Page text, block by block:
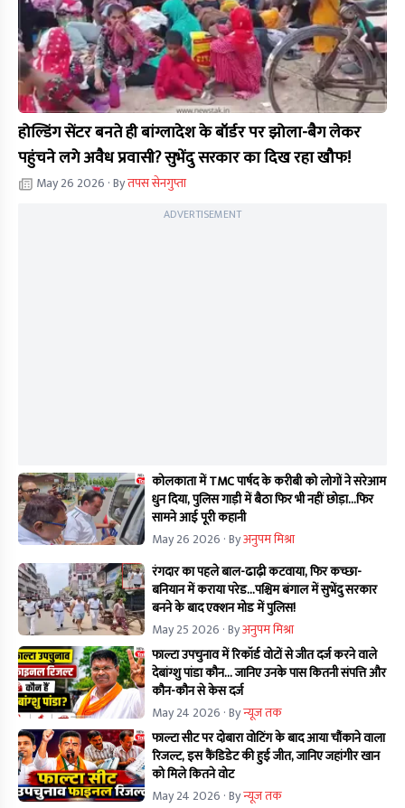
होल्डिंग सेंटर बनते ही बांग्लादेश के बॉर्डर पर झोला-बैग लेकर
पहुंचने लगे अवैध प्रवासी? सुभेंदु सरकार का दिख रहा खौफ!
May 26 2026 · Byतपस सेनगुप्ता
ADVERTISEMENT
कोलकाता में TMC पार्षद के करीबी को लोगों ने सरेआम
धुन दिया, पुलिस गाड़ी में बैठा फिर भी नहीं छोड़ा...फिर
सामने आई पूरी कहानी
May 26 2026 · Byअनुपम मिश्रा
रंगदार का पहले बाल-ढाढ़ी कटवाया, फिर कच्छा-
बनियान में कराया परेड...पश्चिम बंगाल में सुभेंदु सरकार
बनने के बाद एक्शन मोड में पुलिस!
May 25 2026 · Byअनुपम मिश्रा
फाल्टा उपचुनाव में रिकॉर्ड वोटों से जीत दर्ज करने वाले
देबांग्शु पांडा कौन… जानिए उनके पास कितनी संपत्ति और
कौन-कौन से केस दर्ज
May 24 2026 · Byन्यूज तक
फाल्टा सीट पर दोबारा वोटिंग के बाद आया चौंकाने वाला
रिजल्ट, इस कैंडिडेट की हुई जीत, जानिए जहांगीर खान
को मिले कितने वोट
May 24 2026 · Byन्यूज तक